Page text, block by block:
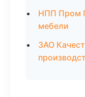
НПП Пром
мебели
ЗАО